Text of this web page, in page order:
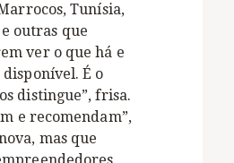
Tunísia,
outras que
ver o que há e
É o
distingue”, frisa.
e recomendam”,
mas que